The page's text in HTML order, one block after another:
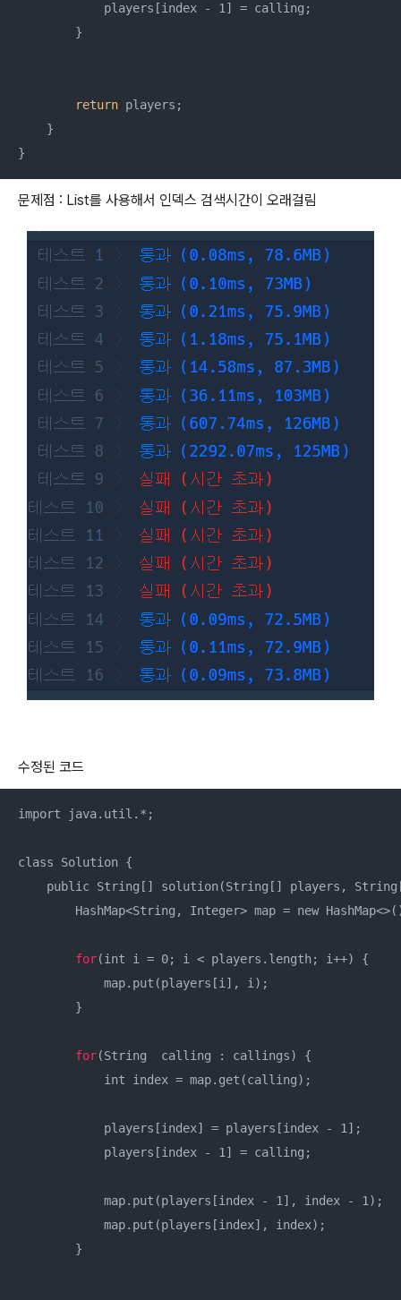
            players[index - 1] = calling;
        }
return players;
    }
}
문제점 : List를 사용해서 인덱스 검색시간이 오래걸림
수정된 코드
import java.util.*;
class Solution {
public String[] solution(String[] players,
HashMap<String, Integer> map = new
for(int i = 0; i < players.length; i++) {
            map.put(players[i], i);
        }
for(String  calling : callings) {
            int index = map.get(calling);
            players[index] = players[index - 1];
            players[index - 1] = calling;
            map.put(players[index - 1], index - 1);
            map.put(players[index], index);
        }